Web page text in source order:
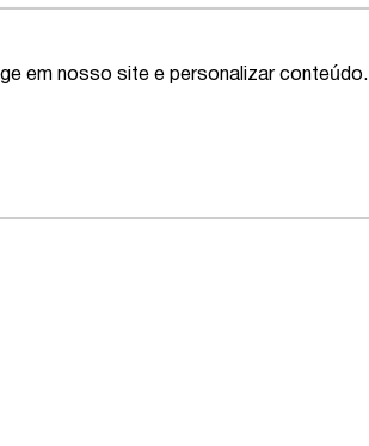
em nosso site e personalizar conteúdo.